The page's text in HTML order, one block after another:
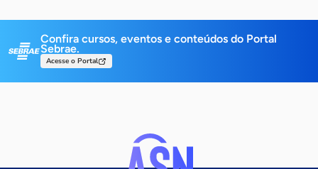
Confira cursos, eventos e conteúdos do Portal
Sebrae.
Acesse o Portal